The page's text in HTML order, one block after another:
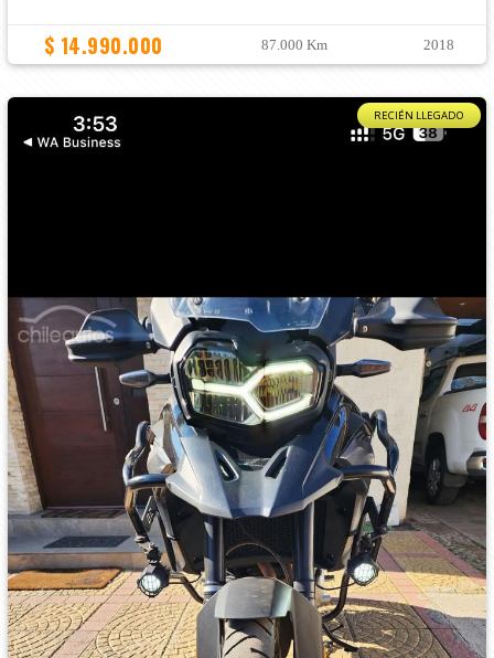
$ 14.990.000 87.000 Km 2018
RECIÉN LLEGADO